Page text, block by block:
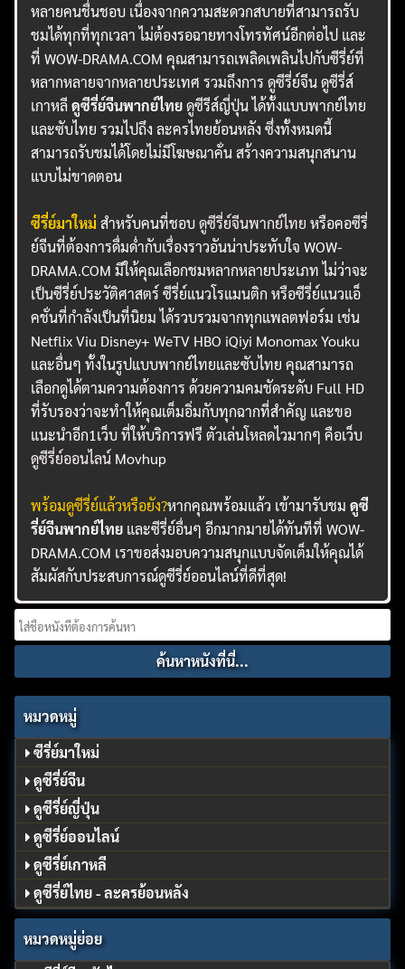
หลายคนชื่นชอบ เนื่องจากความสะดวกสบายที่สามารถรับ
ชมได้ทุกที่ทุกเวลา ไม่ต้องรอฉายทางโทรทัศน์อีกต่อไป และ
ที่ WOW-DRAMA.COM คุณสามารถเพลิดเพลินไปกับซีรี่ย์ที่
หลากหลายจากหลายประเทศ รวมถึงการ ดูซีรี่ย์จีน ดูซีรี่ส์
เกาหลีดูซีรี่ย์จีนพากย์ไทยดูซีรีส์ญี่ปุ่น ได้ทั้งแบบพากย์ไทย
และซับไทย รวมไปถึง ละครไทยย้อนหลัง ซึ่งทั้งหมดนี้
สามารถรับชมได้โดยไม่มีโฆษณาคั่น สร้างความสนุกสนาน
แบบไม่ขาดตอน
ซีรี่ย์มาใหม่ สำหรับคนที่ชอบดูซีรี่ย์จีนพากย์ไทย หรือคอซีรี่
ย์จีนที่ต้องการดื่มด่ำกับเรื่องราวอันน่าประทับใจ WOW-
DRAMA.COM มีให้คุณเลือกชมหลากหลายประเภท ไม่ว่าจะ
เป็นซีรี่ย์ประวัติศาสตร์ ซีรี่ย์แนวโรแมนติก หรือซีรี่ย์แนวแอ็
คชั่นที่กำลังเป็นที่นิยม ได้รวบรวมจากทุกแพลตฟอร์ม เช่น
Netflix Viu Disney+ WeTV HBO iQiyi Monomax Youku
และอื่นๆ ทั้งในรูปแบบพากย์ไทยและซับไทย คุณสามารถ
เลือกดูได้ตามความต้องการ ด้วยความคมชัดระดับ Full HD
ที่รับรองว่าจะทำให้คุณเต็มอิ่มกับทุกฉากที่สำคัญ และขอ
แนะนำอีก1เว็บ ที่ให้บริการฟรี ตัวเล่นโหลดไวมากๆ คือเว็บ
ดูซีรี่ย์ออนไลน์ Movhup
พร้อมดูซีรี่ย์แล้วหรือยัง?หากคุณพร้อมแล้ว เข้ามารับชมดูซี
รี่ย์จีนพากย์ไทย และซีรี่ย์อื่นๆ อีกมากมายได้ทันทีที่ WOW-
DRAMA.COM เราขอส่งมอบความสนุกแบบจัดเต็มให้คุณได้
สัมผัสกับประสบการณ์ดูซีรี่ย์ออนไลน์ที่ดีที่สุด!
Search
for:
หมวดหมู่
ซีรี่ย์มาใหม่
ดูซีรี่ย์จีน
ดูซีรี่ย์ญี่ปุ่น
ดูซีรี่ย์ออนไลน์
ดูซีรี่ย์เกาหลี
ดูซีรี่ย์ไทย - ละครย้อนหลัง
หมวดหมู่ย่อย